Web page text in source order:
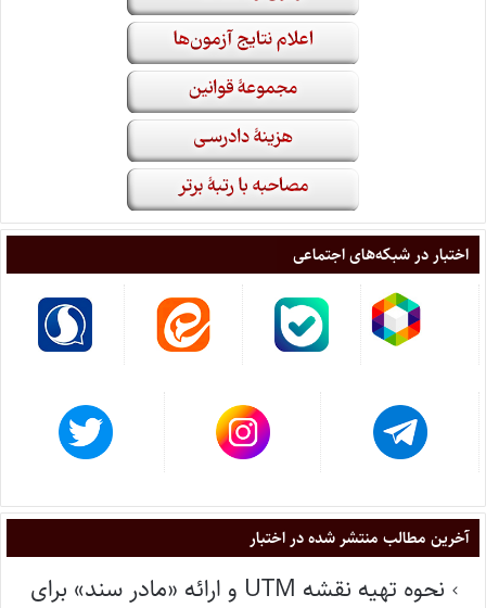
اختبار در شبکه‌های اجتماعی
آخرین مطالب منتشر شده در اختبار
نحوه تهیه نقشه UTM و ارائه «مادر سند» برای